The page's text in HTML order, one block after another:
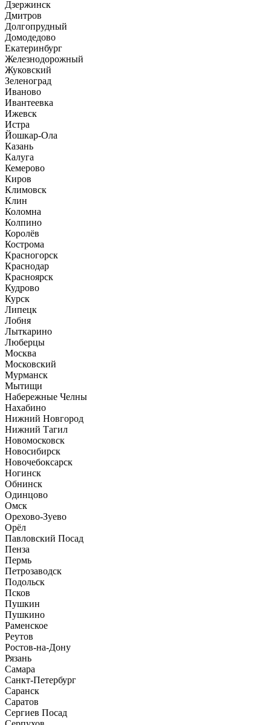
Дзержинск
Дмитров
Долгопрудный
Домодедово
Екатеринбург
Железнодорожный
Жуковский
Зеленоград
Иваново
Ивантеевка
Ижевск
Истра
Йошкар-Ола
Казань
Калуга
Кемерово
Киров
Климовск
Клин
Коломна
Колпино
Королёв
Кострома
Красногорск
Краснодар
Красноярск
Кудрово
Курск
Липецк
Лобня
Лыткарино
Люберцы
Москва
Московский
Мурманск
Мытищи
Набережные Челны
Нахабино
Нижний Новгород
Нижний Тагил
Новомосковск
Новосибирск
Новочебоксарск
Ногинск
Обнинск
Одинцово
Омск
Орехово-Зуево
Орёл
Павловский Посад
Пенза
Пермь
Петрозаводск
Подольск
Псков
Пушкин
Пушкино
Раменское
Реутов
Ростов-на-Дону
Рязань
Самара
Санкт-Петербург
Саранск
Саратов
Сергиев Посад